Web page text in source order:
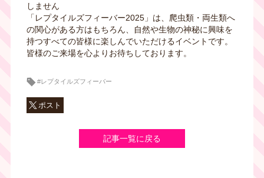
しません
「レプタイルズフィーバー2025」は、爬虫類・両生類へ
の関心がある方はもちろん、自然や生物の神秘に興味を
持つすべての皆様に楽しんでいただけるイベントです。
皆様のご来場を心よりお待ちしております。
#レプタイルズフィーバー
ポスト
記事一覧に戻る